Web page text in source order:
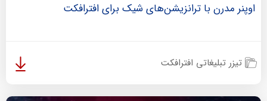
اوپنر مدرن با ترانزیشن‌های شیک برای افترافکت
تیزر تبلیغاتی افترافکت